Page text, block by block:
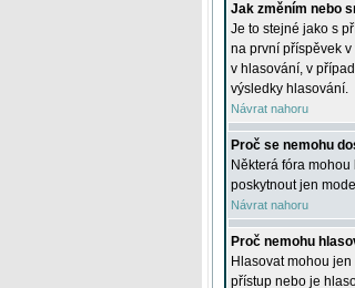
Jak změním nebo
Je to stejné jako s
na první příspěvek
v hlasování, v
výsledky hlasování.
Návrat nahoru
Proč se nemohu
Některá fóra
poskytnout jen
Návrat nahoru
Proč nemohu
Hlasovat mohou
přístup nebo je